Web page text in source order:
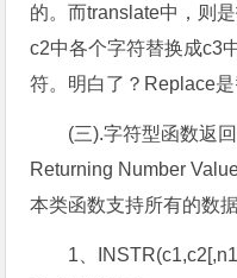
的。而translate中，则
c2中各个字符替换成c3
符。明白了？Replace
(三).字符型函数返
Returning Number
本类函数支持所有的数
1、